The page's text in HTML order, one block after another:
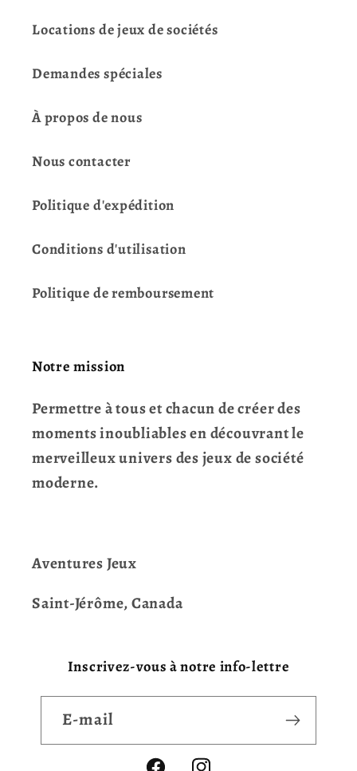
Locations de jeux de sociétés
Demandes spéciales
À propos de nous
Nous contacter
Politique d'expédition
Conditions d'utilisation
Politique de remboursement
Notre mission
Permettre à tous et chacun de créer des
moments inoubliables en découvrant le
merveilleux univers des jeux de société
moderne.
Aventures Jeux
Saint-Jérôme, Canada
Inscrivez-vous à notre info-lettre
E-mail